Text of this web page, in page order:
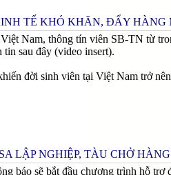
TẾ KHÓ KHĂN, ĐẨY
Nam, thông tín viên SB-TN từ
sau đây (video insert).
đời sinh viên tại Việt Nam trở
LẬP NGHIỆP, TÀU CHỞ
báo sẽ bắt đầu chương trình hỗ